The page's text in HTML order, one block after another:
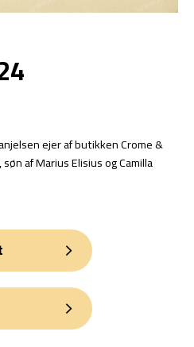
ejer af butikken Crome &
af Marius Elisius og Camilla